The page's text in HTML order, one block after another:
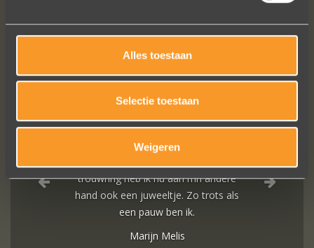
Alles toestaan
Selectie toestaan
Weigeren
VOLG ONS OP SOCIALE MEDIA
trouwring heb ik nu aan mn andere
hand ook een juweeltje. Zo trots als
een pauw ben ik.
Marijn Melis